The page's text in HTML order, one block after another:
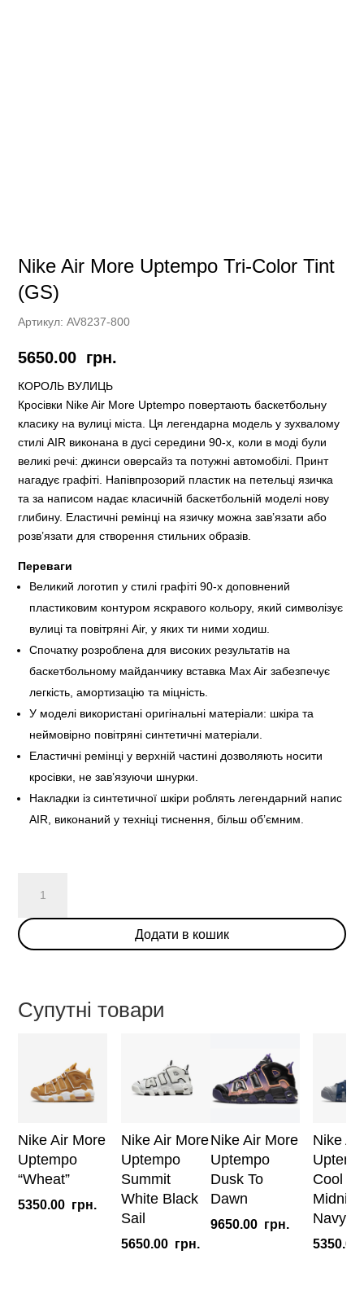
Nike Air More Uptempo Tri-Color Tint
(GS)
Артикул:AV8237-800
5650.00 грн.
КОРОЛЬ ВУЛИЦЬ
Кросівки Nike Air More Uptempo повертають баскетбольну
класику на вулиці міста. Ця легендарна модель у зухвалому
стилі AIR виконана в дусі середини 90-х, коли в моді були
великі речі: джинси оверсайз та потужні автомобілі. Принт
нагадує графіті. Напівпрозорий пластик на петельці язичка
та за написом надає класичній баскетбольній моделі нову
глибину. Еластичні ремінці на язичку можна зав’язати або
розв’язати для створення стильних образів.
Переваги
Великий логотип у стилі графіті 90-х доповнений
пластиковим контуром яскравого кольору, який символізує
вулиці та повітряні Air, у яких ти ними ходиш.
Спочатку розроблена для високих результатів на
баскетбольному майданчику вставка Max Air забезпечує
легкість, амортизацію та міцність.
У моделі використані оригінальні матеріали: шкіра та
неймовірно повітряні синтетичні матеріали.
Еластичні ремінці у верхній частині дозволяють носити
кросівки, не зав’язуючи шнурки.
Накладки із синтетичної шкіри роблять легендарний напис
AIR, виконаний у техніці тиснення, більш об’ємним.
More
Uptempo
(GS)
Додати в кошик
Супутні товари
Nike Air More
Uptempo
“Wheat”
5350.00 грн.
Nike Air More
Uptempo
Summit
White Black
Sail
5650.00 грн.
Nike Air More
Uptempo
Dusk To
Dawn
9650.00 грн.
Nike
Cool
Navy
5350.00